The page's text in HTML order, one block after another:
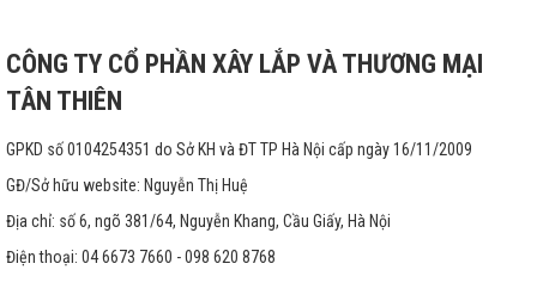
CÔNG TY CỔ PHẦN XÂY LẮP VÀ THƯƠNG MẠI
TÂN THIÊN
GPKD số 0104254351 do Sở KH và ĐT TP Hà Nội cấp ngày 16/11/2009
GĐ/Sở hữu website: Nguyễn Thị Huệ
Địa chỉ: số 6, ngõ 381/64, Nguyễn Khang, Cầu Giấy, Hà Nội
Điện thoại: 04 6673 7660 - 098 620 8768